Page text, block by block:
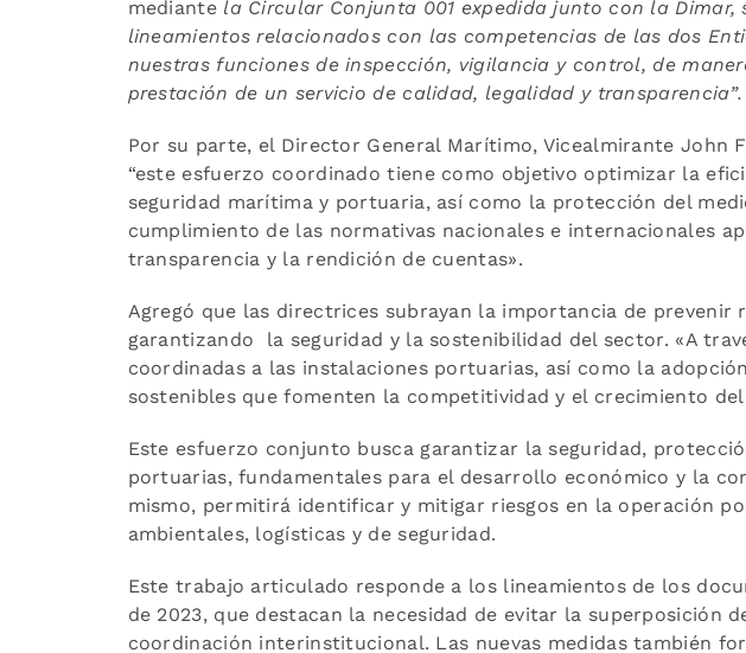
mediantela Circular Conjunta 001 expedida junto con la Dimar,
lineamientos relacionados con las competencias de las dos
nuestras funciones de inspección, vigilancia y control, de
prestación de un servicio de calidad, legalidad y transparencia”.
Por su parte, el Director General Marítimo, Vicealmirante John
“este esfuerzo coordinado tiene como objetivo optimizar la
seguridad marítima y portuaria, así como la protección del
cumplimiento de las normativas nacionales e internacionales
transparencia y la rendición de cuentas».
Agregó que las directrices subrayan la importancia de prevenir
garantizando la seguridad y la sostenibilidad del sector. «A
coordinadas a las instalaciones portuarias, así como la
sostenibles que fomenten la competitividad y el crecimiento
Este esfuerzo conjunto busca garantizar la seguridad,
portuarias, fundamentales para el desarrollo económico y la
mismo, permitirá identificar y mitigar riesgos en la operación
ambientales, logísticas y de seguridad.
Este trabajo articulado responde a los lineamientos de los
de 2023, que destacan la necesidad de evitar la superposición
coordinación interinstitucional. Las nuevas medidas también